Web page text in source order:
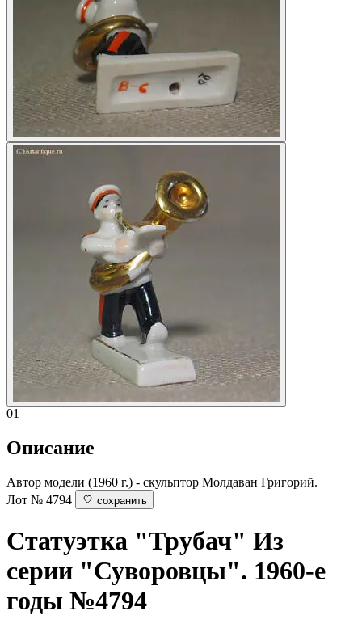
01
Описание
Автор модели (1960 г.) - скульптор Молдаван Григорий.
Лот № 4794
сохранить
Статуэтка "Трубач" Из
серии "Суворовцы". 1960-е
годы №4794